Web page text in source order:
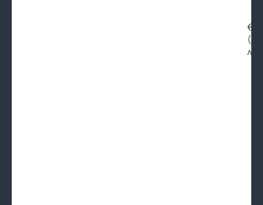
6bar
Inox
лв.)